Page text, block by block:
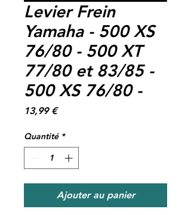
Levier Frein
Yamaha - 500 XS
76/80 - 500 XT
77/80 et 83/85 -
500 XS 76/80 -
13,99 €Prix
Quantité *
Ajouter au panier